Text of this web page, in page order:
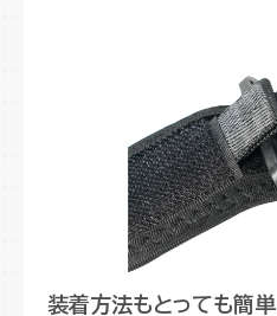
装着方法もとっても簡単